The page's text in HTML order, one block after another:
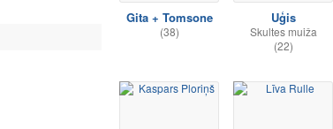
Gita + Tomsone
(38)
Uģis
Skultes muiža
(22)